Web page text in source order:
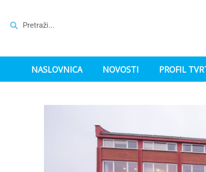
NASLOVNICA NOVOSTI PROFIL